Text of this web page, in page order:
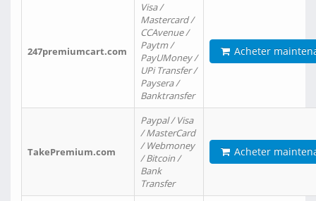
247premiumcart.com
Visa /
Mastercard /
CCAvenue /
Paytm /
PayUMoney /
UPi Transfer /
Paysera /
Banktransfer
Acheter
TakePremium.com
Paypal / Visa
/ MasterCard
/ Webmoney
/ Bitcoin /
Bank
Transfer
Acheter